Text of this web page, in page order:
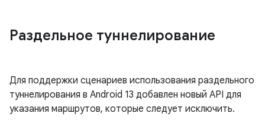
Раздельное туннелирование
Для поддержки сценариев использования раздельного
туннелирования в Android 13 добавлен новый API для
указания маршрутов, которые следует исключить.